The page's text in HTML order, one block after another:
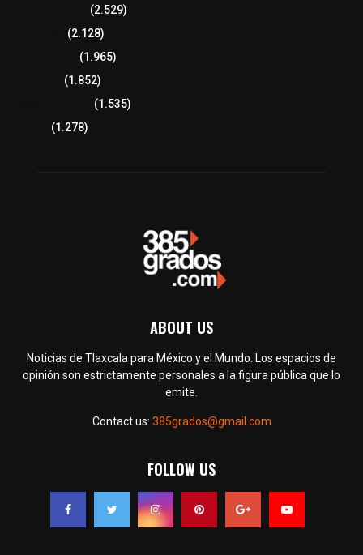
(2.529)
(2.128)
(1.965)
(1.852)
(1.535)
(1.278)
ABOUT US
Noticias de Tlaxcala para México y el Mundo. Los espacios de
opinión son estrictamente personales a la figura pública que lo
emite.
Contact us: 385grados@gmail.com
FOLLOW US